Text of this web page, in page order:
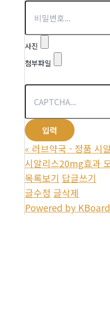
사진
첨부파일
« 러브약국 - 정품 시
시알리스20mg효과
목록보기 답글쓰기
글수정 글삭제
Powered by KBoard